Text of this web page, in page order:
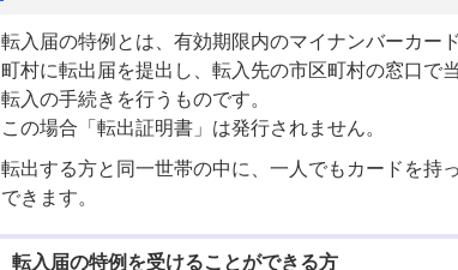
転入届の特例とは、有効期限内のマイナンバーカー
町村に転出届を提出し、転入先の市区町村の窓口で
転入の手続きを行うものです。
この場合「転出証明書」は発行されません。
転出する方と同一世帯の中に、一人でもカードを持
できます。
転入届の特例を受けることができる方